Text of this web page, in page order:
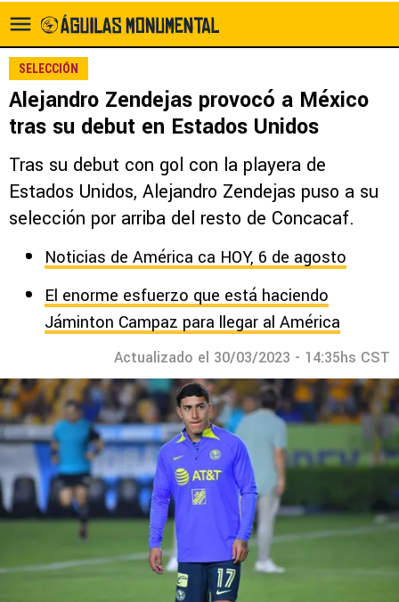
SELECCIÓN
Alejandro Zendejas provocó a México
tras su debut en Estados Unidos
Tras su debut con gol con la playera de
Estados Unidos, Alejandro Zendejas puso a su
selección por arriba del resto de Concacaf.
Noticias de América ca HOY, 6 de agosto
El enorme esfuerzo que está haciendo
Jáminton Campaz para llegar al América
Actualizado el 30/03/2023 - 14:35hs CST